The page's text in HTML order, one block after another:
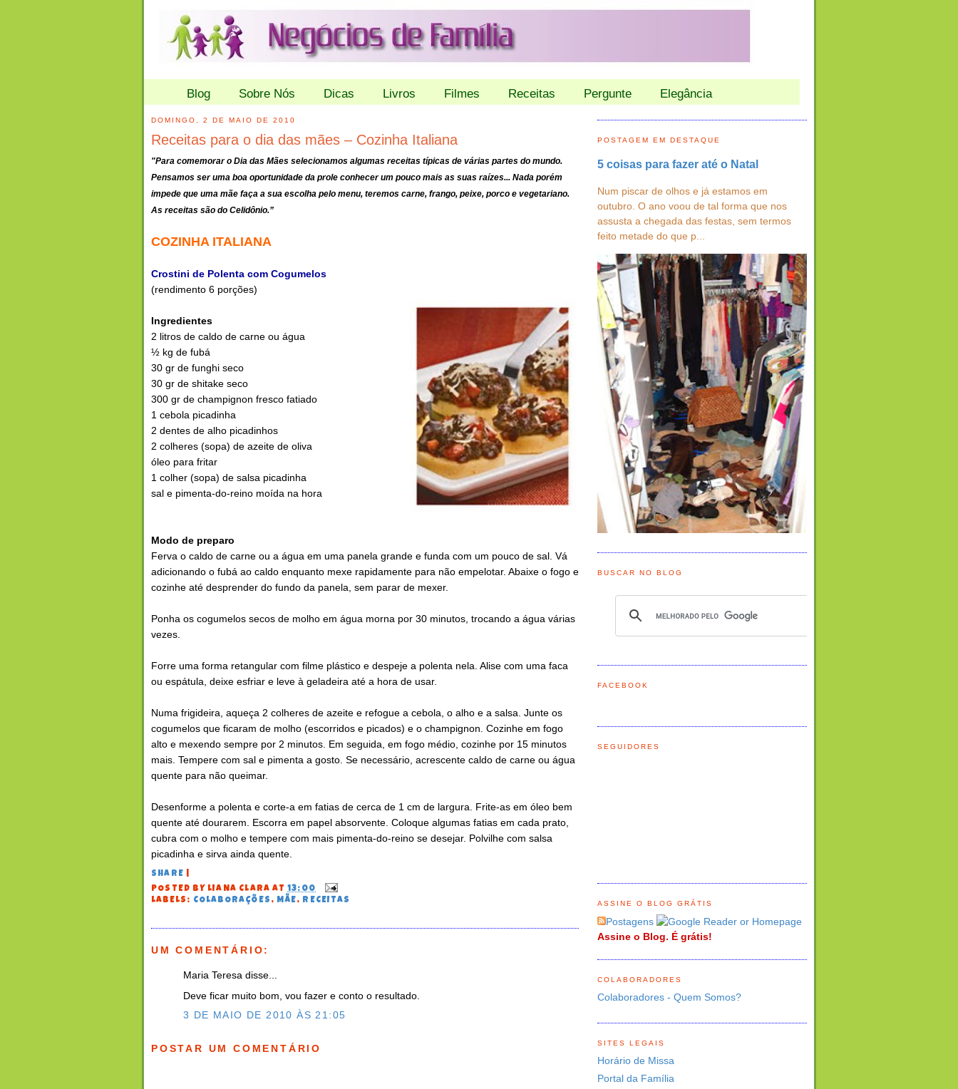
Blog Sobre Nós Dicas Livros Filmes Receitas Pergunte Elegância
DOMINGO, 2 DE MAIO DE 2010
Receitas para o dia das mães – Cozinha Italiana
"Para comemorar o Dia das Mães selecionamos algumas receitas típicas de várias partes do mundo.
Pensamos ser uma boa oportunidade da prole conhecer um pouco mais as suas raízes... Nada porém
impede que uma mãe faça a sua escolha pelo menu, teremos carne, frango, peixe, porco e vegetariano.
As receitas são do Celidônio.”
COZINHA ITALIANA
Crostini de Polenta com Cogumelos
(rendimento 6 porções)
Ingredientes
2 litros de caldo de carne ou água
½ kg de fubá
30 gr de funghi seco
30 gr de shitake seco
300 gr de champignon fresco fatiado
1 cebola picadinha
2 dentes de alho picadinhos
2 colheres (sopa) de azeite de oliva
óleo para fritar
1 colher (sopa) de salsa picadinha
sal e pimenta-do-reino moída na hora
Modo de preparo
Ferva o caldo de carne ou a água em uma panela grande e funda com um pouco de sal. Vá
adicionando o fubá ao caldo enquanto mexe rapidamente para não empelotar. Abaixe o fogo e
cozinhe até desprender do fundo da panela, sem parar de mexer.
Ponha os cogumelos secos de molho em água morna por 30 minutos, trocando a água várias
vezes.
Forre uma forma retangular com filme plástico e despeje a polenta nela. Alise com uma faca
ou espátula, deixe esfriar e leve à geladeira até a hora de usar.
Numa frigideira, aqueça 2 colheres de azeite e refogue a cebola, o alho e a salsa. Junte os
cogumelos que ficaram de molho (escorridos e picados) e o champignon. Cozinhe em fogo
alto e mexendo sempre por 2 minutos. Em seguida, em fogo médio, cozinhe por 15 minutos
mais. Tempere com sal e pimenta a gosto. Se necessário, acrescente caldo de carne ou água
quente para não queimar.
Desenforme a polenta e corte-a em fatias de cerca de 1 cm de largura. Frite-as em óleo bem
quente até dourarem. Escorra em papel absorvente. Coloque algumas fatias em cada prato,
cubra com o molho e tempere com mais pimenta-do-reino se desejar. Polvilhe com salsa
picadinha e sirva ainda quente.
SHARE
POSTED BY LIANA CLARA AT13:00
LABELS: COLABORAÇÕES , MÃE , RECEITAS
UM COMENTÁRIO:
Maria Teresa disse...
Deve ficar muito bom, vou fazer e conto o resultado.
3 DE MAIO DE 2010 ÀS 21:05
POSTAR UM COMENTÁRIO
POSTAGEM EM DESTAQUE
5 coisas para fazer até o Natal
Num piscar de olhos e já estamos em
outubro. O ano voou de tal forma que nos
assusta a chegada das festas, sem termos
feito metade do que p...
BUSCAR NO BLOG
FACEBOOK
SEGUIDORES
ASSINE O BLOG GRÁTIS
Postagens
Assine o Blog. É grátis!
COLABORADORES
Colaboradores - Quem Somos?
SITES LEGAIS
Horário de Missa
Portal da Família